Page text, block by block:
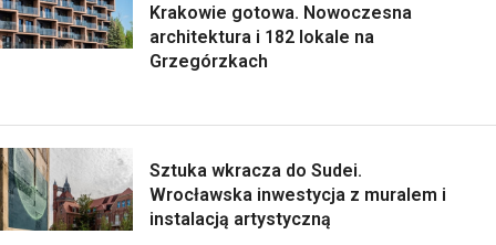
Krakowie gotowa. Nowoczesna
architektura i 182 lokale na
Grzegórzkach
Sztuka wkracza do Sudei.
Wrocławska inwestycja z muralem i
instalacją artystyczną